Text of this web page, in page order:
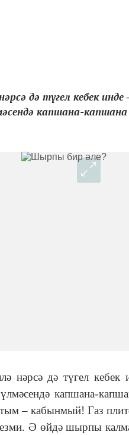
дә түгел кебек
капшана-
нәрсә дә түгел
капшана-
‒ кабынмый! Газ
Ә өйдә шырпы